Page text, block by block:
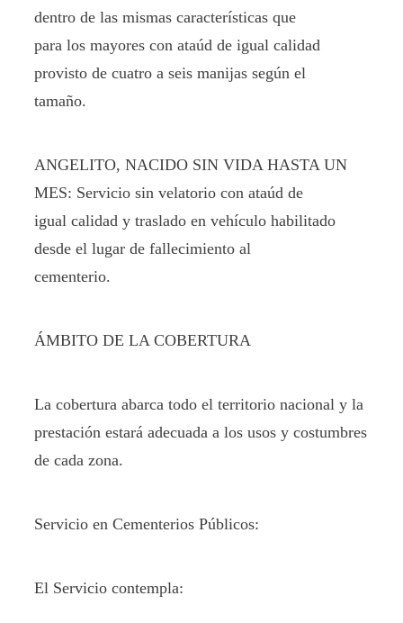
dentro de las mismas características que
para los mayores con ataúd de igual calidad
provisto de cuatro a seis manijas según el
tamaño.
ANGELITO, NACIDO SIN VIDA HASTA UN
MES: Servicio sin velatorio con ataúd de
igual calidad y traslado en vehículo habilitado
desde el lugar de fallecimiento al
cementerio.
ÁMBITO DE LA COBERTURA
La cobertura abarca todo el territorio nacional y la
prestación estará adecuada a los usos y costumbres
de cada zona.
Servicio en Cementerios Públicos:
El Servicio contempla: